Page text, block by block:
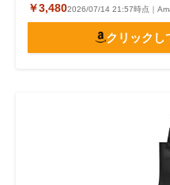
￥3,4802026/07/14 21:57時点｜
クリックし